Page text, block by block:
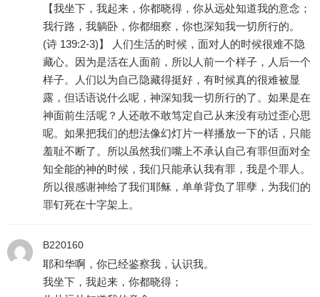
【我坐下，我起来，你都晓得，你从远处知道我的意念；
我行路，我躺卧，你都细察，你也深知我一切所行的。
(诗 139:2-3)】 人们生活的时候，面对人的时候很难不隐
藏心。因为是活在人面前，所以人前一个样子，人后一个
样子。人们以为自己隐藏得挺好，有时候真的很难被显
露，但话语说什么呢，神深知我一切所行的了。如果是在
神面前生活呢？人还敢不敢笃定自己从来没有动过歪心思
呢。如果把我们的想法像幻灯片一样播放一下的话，只能
羞耻不断了。所以虽然我们嘴上不承认自己有罪但面对全
知全能的神的时候，我们只能承认我有罪，我是个罪人。
所以很感谢神给了我们耶稣，单单背负了罪孽，为我们的
罪钉死在十字架上。
B220160
耶和华啊，你已经鉴察我，认识我。
我坐下，我起来，你都晓得；